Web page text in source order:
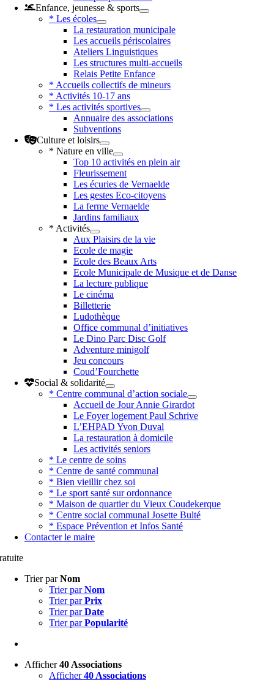
Enfance, jeunesse & sports
* Les écoles
La restauration municipale
Les accueils périscolaires
Ateliers Linguistiques
Les structures multi-accueils
Relais Petite Enfance
* Accueils collectifs de mineurs
* Activités 10-17 ans
* Les activités sportives
Annuaire des associations
Subventions
Culture et loisirs
* Nature en ville
Top 10 activités en plein air
Fleurissement
Les écuries de Vernaelde
Les gestes Eco-citoyens
La ferme Vernaelde
Jardins familiaux
* Activités
Aux Plaisirs de la vie
Ecole de magie
Ecole des Beaux Arts
Ecole Municipale de Musique et de Danse
La lecture publique
Le cinéma
Billetterie
Ludothèque
Office communal d’initiatives
Le Dino Parc Disc Golf
Adventure minigolf
Jeu concours
Coud’Fourchette
Social & solidarité
* Centre communal d’action sociale
Accueil de Jour Annie Girardot
Le Foyer logement Paul Schrive
L’EHPAD Yvon Duval
La restauration à domicile
Les activités seniors
* Le centre de soins
* Centre de santé communal
* Bien vieillir chez soi
* Le sport santé sur ordonnance
* Maison de quartier du Vieux Coudekerque
* Centre social communal Josette Bulté
* Espace Prévention et Infos Santé
Contacter le maire
Trier parNom
Trier parNom
Trier parPrix
Trier parDate
Trier parPopularité
Afficher40 Associations
Afficher40 Associations